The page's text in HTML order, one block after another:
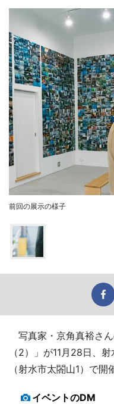
前回の展示の様子
写真家・京角真裕さ
（2）」が11月28日、
（射水市太閤山1）で開
イベントのDM